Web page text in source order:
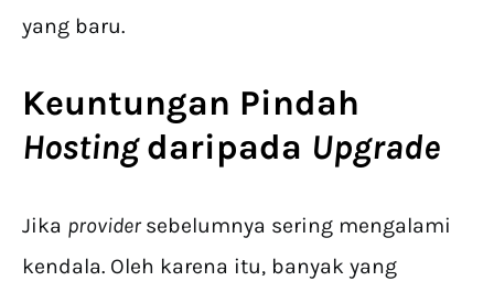
yang baru.
Keuntungan Pindah
Hosting daripada Upgrade
Jika provider sebelumnya sering mengalami
kendala. Oleh karena itu, banyak yang